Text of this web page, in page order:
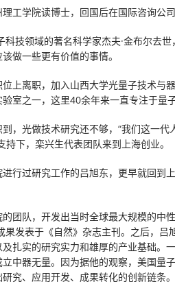
工学院读博士，回国后在国际咨询公
技领域的著名科学家杰夫·金布尔去
做一些更有价值的事情。
上离职，加入山西大学光量子技术与
室之一，这里40余年来一直专注于量子
，光做技术研究还不够，“我们这一代
下，栾兴生代表团队来到上海创业。
行过研究工作的吕旭东，更早就回到
团队，开发出当时全球最大规模的中
发表于《自然》杂志主刊。之后，吕
扎实的研究实力和雄厚的产业基础。
中器无量。因为据他的观察，美国量
究、应用开发、成果转化的创新链条。